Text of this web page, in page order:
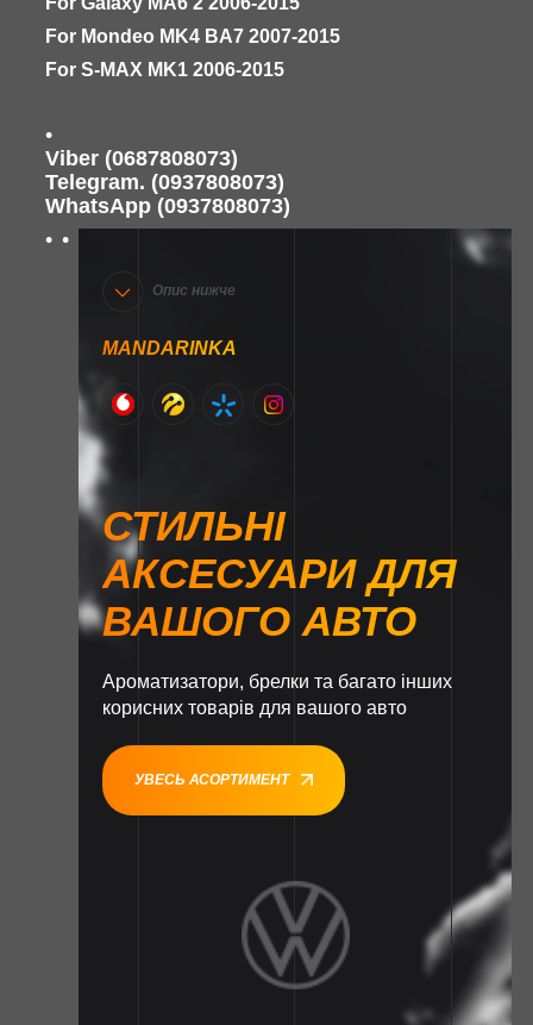
For Mondeo MK4 BA7 2007-2015
For S-MAX MK1 2006-2015
Viber (0687808073)
Telegram. (0937808073)
WhatsApp (0937808073)
Опис нижче
MANDARINKA
СТИЛЬНІ
АКСЕСУАРИ ДЛЯ
ВАШОГО АВТО
Ароматизатори, брелки та багато інших
корисних товарів для вашого авто
УВЕСЬ АСОРТИМЕНТ